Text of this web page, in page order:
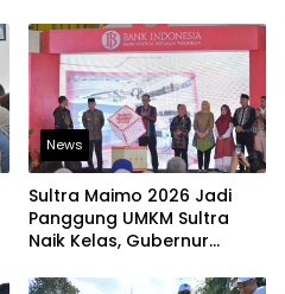
News
Sultra Maimo 2026 Jadi
Panggung UMKM Sultra
Naik Kelas, Gubernur
Tembus Pasar Ekspor